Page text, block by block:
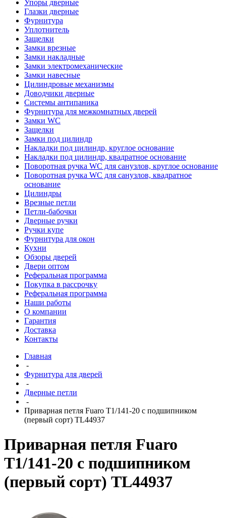
Упоры дверные
Глазки дверные
Фурнитура
Уплотнитель
Защелки
Замки врезные
Замки накладные
Замки электромеханические
Замки навесные
Цилиндровые механизмы
Доводчики дверные
Системы антипаника
Фурнитура для межкомнатных дверей
Замки WC
Защелки
Замки под цилиндр
Накладки под цилиндр, круглое основание
Накладки под цилиндр, квадратное основание
Поворотная ручка WC для санузлов, круглое основание
Поворотная ручка WC для санузлов, квадратное
основание
Цилиндры
Врезные петли
Петли-бабочки
Дверные ручки
Ручки купе
Фурнитура для окон
Кухни
Обзоры дверей
Двери оптом
Реферальная программа
Покупка в рассрочку
Реферальная программа
Наши работы
О компании
Гарантия
Доставка
Контакты
Главная
-
Фурнитура для дверей
-
Дверные петли
-
Приварная петля Fuaro T1/141-20 с подшипником
(первый сорт) TL44937
Приварная петля Fuaro
T1/141-20 с подшипником
(первый сорт) TL44937